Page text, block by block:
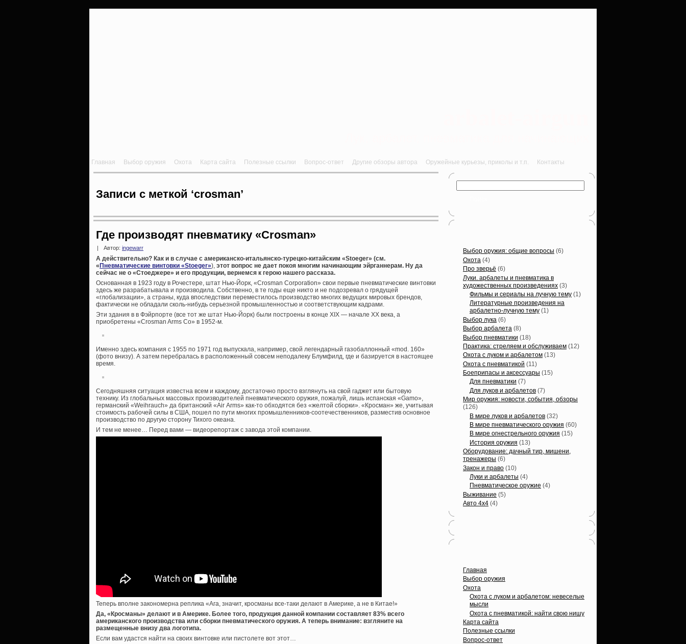
Главная Выбор оружия Охота Карта сайта Полезные ссылки Вопрос-ответ Другие обзоры автора Оружейные курьезы, приколы и т.п. Контакты
Записи с меткой ‘crosman’
Где производят пневматику «Crosman»
Автор: ingewarr
А действительно? Как и в случае с американско-итальянско-турецко-китайским «Stoeger» (см.
« Пневматические винтовки «Stoeger»), этот вопрос не дает покоя многим начинающим эйрганнерам. Ну да
сейчас не о «Стоеджере» и его продукции, вернемся к герою нашего рассказа.
Основанная в 1923 году в Рочестере, штат Нью-Йорк, «Crosman Corporation» свои первые пневматические винтовки
здесь же разрабатывала и производила. Собственно, в те годы еще никто и не подозревал о грядущей
«глобализации», а страны, куда впоследствии переместилось производство многих ведущих мировых брендов,
фактически не обладали сколь-нибудь серьезной промышленностью и соответствующим кадрами.
Эти здания в в Фэйрпорте (все тот же штат Нью-Йорк) были построены в конце XIX — начале XX века, а
приобретены «Crosman Arms Co» в 1952-м.
Именно здесь компания с 1955 по 1971 год выпускала, например, свой легендарный газобаллонный «mod. 160»
(фото внизу). А затем перебралась в расположенный совсем неподалеку Блумфилд, где и базируется в настоящее
время.
Сегодняшняя ситуация известна всем и каждому, достаточно просто взглянуть на свой гаджет или бытовую
технику. Из глобальных массовых производителей пневматического оружия, пожалуй, лишь испанская «Gamo»,
германский «Weihrauch» да британский «Air Arms» как-то обходятся без «желтой сборки». «Кросман» же, учитывая
стоимость рабочей силы в США, пошел по пути многих промышленников-соотечественников, разместив основное
производство по другую сторону Тихого океана.
И тем не менее… Перед вами — видеорепортаж с завода этой компании.
Теперь вполне закономерна реплика «Ага, значит, кросманы все-таки делают в Америке, а не в Китае!»
Да, «Кросманы» делают и в Америке. Более того, продукция данной компании составляет 83% всего
американского производства или сборки пневматического оружия. А теперь внимание: взгляните на
размещенные внизу два логотипа.
Если вам удастся найти на своих винтовке или пистолете вот этот…
Выбор оружия: общие вопросы (6)
Охота (4)
Про зверьё (6)
Луки. арбалеты и пневматика в
художественных произведениях (3)
Фильмы и сериалы на лучную тему (1)
Литературные произведения на
арбалетно-лучную тему (1)
Выбор лука (6)
Выбор арбалета (8)
Выбор пневматики (18)
Практика: стреляем и обслуживаем (12)
Охота с луком и арбалетом (13)
Охота с пневматикой (11)
Боеприпасы и аксессуары (15)
Для пневматики (7)
Для луков и арбалетов (7)
Мир оружия: новости, события, обзоры
(126)
В мире луков и арбалетов (32)
В мире пневматического оружия (60)
В мире огнестрельного оружия (15)
История оружия (13)
Оборудование: дачный тир, мишени,
тренажеры (6)
Закон и право (10)
Луки и арбалеты (4)
Пневматическое оружие (4)
Выживание (5)
Авто 4х4 (4)
Главная
Выбор оружия
Охота
Охота с луком и арбалетом: невеселые
мысли
Охота с пневматикой: найти свою нишу
Карта сайта
Полезные ссылки
Вопрос-ответ